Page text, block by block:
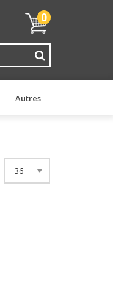
Mon
panier
0
Autres